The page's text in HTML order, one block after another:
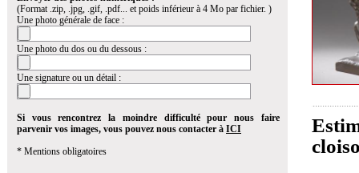
(Format .zip, .jpg, .gif, .pdf... et poids inférieur à 4 Mo par fichier. )
Une photo générale de face :
Une photo du dos ou du dessous :
Une signature ou un détail :
Si vous rencontrez la moindre difficulté pour nous faire
parvenir vos images, vous pouvez nous contacter à ICI
* Mentions obligatoires